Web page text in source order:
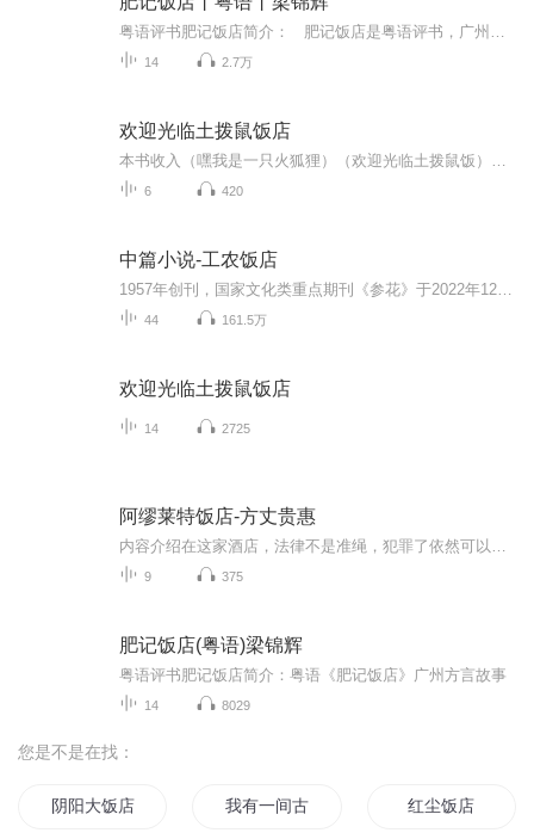
14 2.7万
欢迎光临土拨鼠饭店
6 420
中篇小说-工农饭店
44 161.5万
欢迎光临土拨鼠饭店
14 2725
阿缪莱特饭店-方丈贵惠
9 375
肥记饭店(粤语)梁锦辉
粤语评书肥记饭店简介：粤语《肥记饭店》广州方言故事
14 8029
您是不是在找：
阴阳大饭店 我有一间古着店 红尘饭店